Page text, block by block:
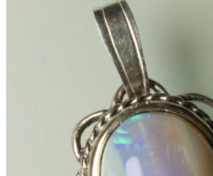
Violet
Libre
Non Taillée
Ovale
Ovale Brillant
Ovale Brillant Mixte
Poire
Triangle